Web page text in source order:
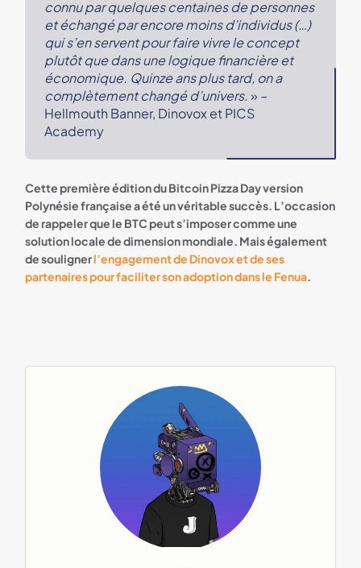
connu par quelques centaines de personnes
et échangé par encore moins d’individus (…)
qui s’en servent pour faire vivre le concept
plutôt que dans une logique financière et
économique. Quinze ans plus tard, on a
complètement changé d’univers.» –
Hellmouth Banner, Dinovox et PICS
Academy
Cette première édition du Bitcoin Pizza Day version
Polynésie française a été un véritable succès. L’occasion
de rappeler que le BTC peut s’imposer comme une
solution locale de dimension mondiale. Mais également
de soulignerl’engagement de Dinovox et de ses
partenaires pour faciliter son adoption dans le Fenua.